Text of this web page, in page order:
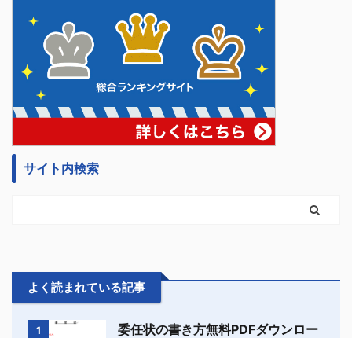
サイト内検索
よく読まれている記事
1
委任状の書き方無料PDFダウンロー